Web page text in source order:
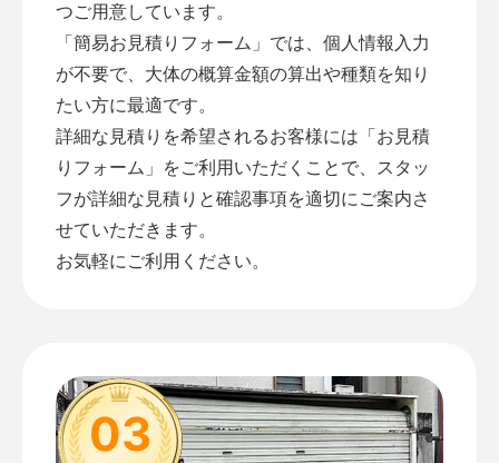
つご用意しています。
「簡易お見積りフォーム 」では、個人情報入力
が不要で、大体の概算金額の算出や種類を知り
たい方に最適です。
詳細な見積りを希望されるお客様には「お見積
りフォーム 」をご利用いただくことで、スタッ
フが詳細な見積りと確認事項を適切にご案内さ
せていただきます。
お気軽にご利用ください。
03